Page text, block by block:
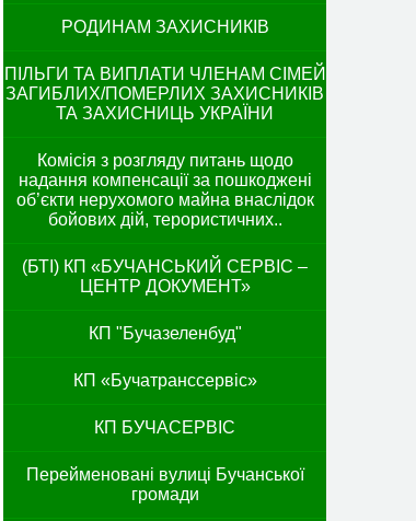
РОДИНАМ ЗАХИСНИКІВ
ПІЛЬГИ ТА ВИПЛАТИ ЧЛЕНАМ СІМЕЙ
ЗАГИБЛИХ/ПОМЕРЛИХ ЗАХИСНИКІВ
ТА ЗАХИСНИЦЬ УКРАЇНИ
Комісія з розгляду питань щодо
надання компенсації за пошкоджені
об’єкти нерухомого майна внаслідок
бойових дій, терористичних..
(БТІ) КП «БУЧАНСЬКИЙ СЕРВІС –
ЦЕНТР ДОКУМЕНТ»
КП "Бучазеленбуд"
КП «Бучатранссервіс»
КП БУЧАСЕРВІС
Перейменовані вулиці Бучанської
громади